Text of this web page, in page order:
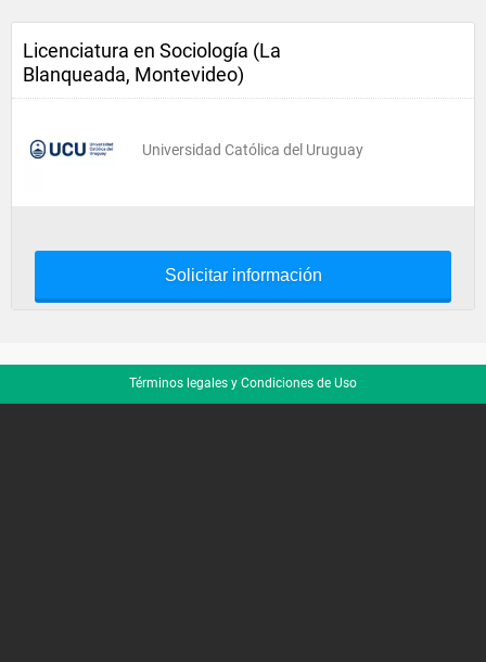
Licenciatura en Sociología (La
Blanqueada, Montevideo)
Universidad Católica del Uruguay
Solicitar información
Términos legales y Condiciones de Uso